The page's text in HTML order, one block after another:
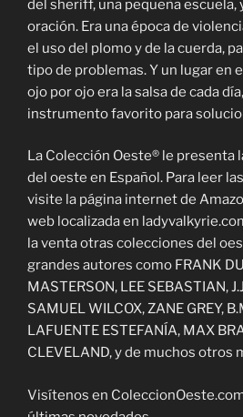
del sheriff, una pequeña escuela,
oración. Era una época de
el uso del plomo y de la cuerda,
tipo de problemas. Y un lugar en
ojo por ojo era la salsa de cada
instrumento favorito para
La Colección Oeste® le presenta
del oeste en Español. Para leer
visite la página internet de
web localizada en
la venta otras colecciones del
grandes autores como FRANK
MASTERSON, LEE SEBASTIAN,
SAMUEL WILCOX, ZANE GREY,
LAFUENTE ESTEFANÍA, MAX
CLEVELAND, y de muchos otros
Visítenos en